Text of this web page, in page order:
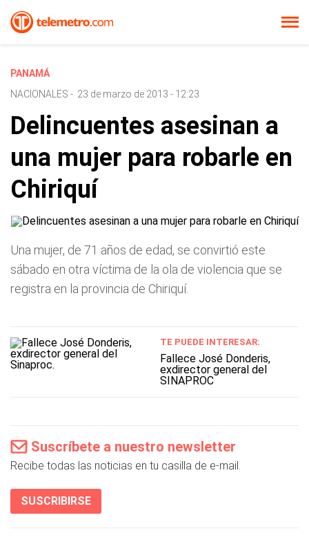
PANAMÁ
NACIONALES - 23 de marzo de 2013 - 12:23
Delincuentes asesinan a
una mujer para robarle en
Chiriquí
Una mujer, de 71 años de edad, se convirtió este
sábado en otra víctima de la ola de violencia que se
registra en la provincia de Chiriquí.
TE PUEDE INTERESAR:
Fallece José Donderis,
exdirector general del
SINAPROC
Suscríbete a nuestro newsletter
Recibe todas las noticias en tu casilla de e-mail.
SUSCRIBIRSE